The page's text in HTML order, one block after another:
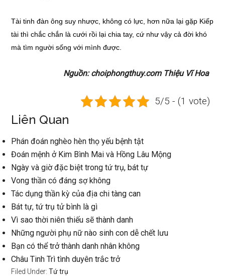
Tài tinh đàn ông suy nhược, không có lực, hơn nữa lại gặp Kiếp
tài thì chắc chắn là cưới rồi lại chia tay, cứ như vậy cả đời khó
mà tìm người sống với mình được.
Nguồn: choiphongthuy.com Thiệu Vĩ Hoa
5/5 - (1 vote)
Liên Quan
Phán đoán nghèo hèn thọ yếu bệnh tật
Đoán mệnh ở Kim Bình Mai và Hồng Lâu Mộng
Ngày và giờ đặc biệt trong tứ trụ, bát tự
Vong thần có đáng sợ không
Tác dụng thần kỳ của địa chi tàng can
Bát tự, tứ trụ tử bình là gì
Vì sao thời niên thiếu sẽ thành danh
Những người phụ nữ nào sinh con dễ chết lưu
Bạn có thể trở thành danh nhân không
Châu Tinh Trì tình duyên trắc trở
Filed Under:Tứ trụ